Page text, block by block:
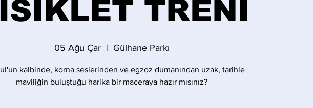
TRENİ
05 Ağu Çar
  |
Gülhane Parkı
kalbinde, korna seslerinden ve egzoz dumanından uzak, tarihle
maviliğin buluştuğu harika bir maceraya hazır mısınız?